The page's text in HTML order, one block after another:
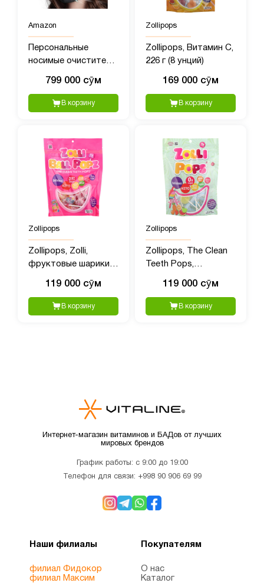
Amazon
Персональные
носимые очистители
мини-очиститель
воздуха
799 000 сӯм
В корзину
Zollipops
Zollipops, Витамин C,
226 г (8 унций)
169 000 сӯм
В корзину
Zollipops
Zollipops, Zolli,
фруктовые шарики,
119 000 сӯм
В корзину
Zollipops
Zollipops, The Clean
Teeth Pops,
фрукты, 147 гр (5,2
унции)
119 000 сӯм
В корзину
Интернет-магазин витаминов и БАДов от лучших
мировых брендов
График работы: с 9:00 до 19:00
Телефон для связи: +998 90 906 69 99
Наши филиалы
филиал Фидокор
филиал Максим
Покупателям
О нас
Каталог